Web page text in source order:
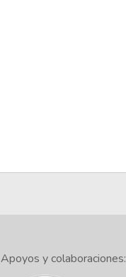
Apoyos y colaboraciones: